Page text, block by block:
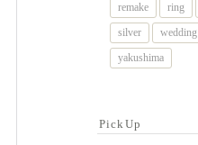
remake
ring
silver
wedding
yakushima
PickUp